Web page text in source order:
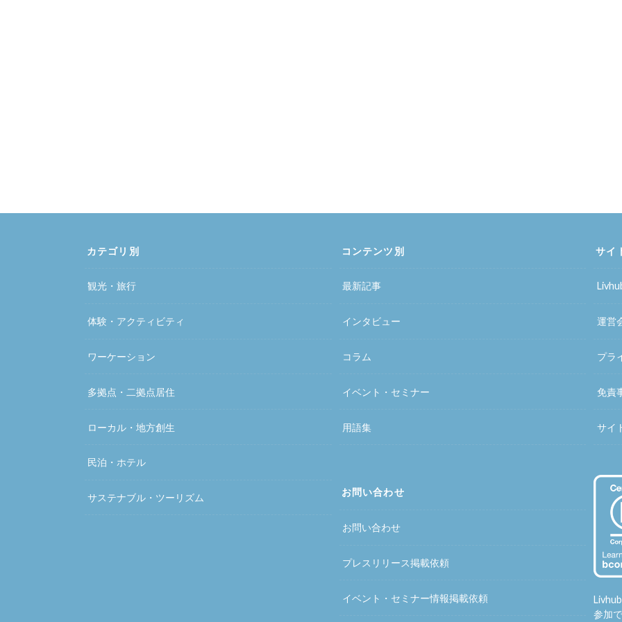
カテゴリ別
観光・旅行
体験・アクティビティ
ワーケーション
多拠点・二拠点居住
ローカル・地方創生
民泊・ホテル
サステナブル・ツーリズム
コンテンツ別
最新記事
インタビュー
コラム
イベント・セミナー
用語集
お問い合わせ
お問い合わせ
プレスリリース掲載依頼
イベント・セミナー情報掲載依頼
サイ
運営
プラ
免責
サイ
参加